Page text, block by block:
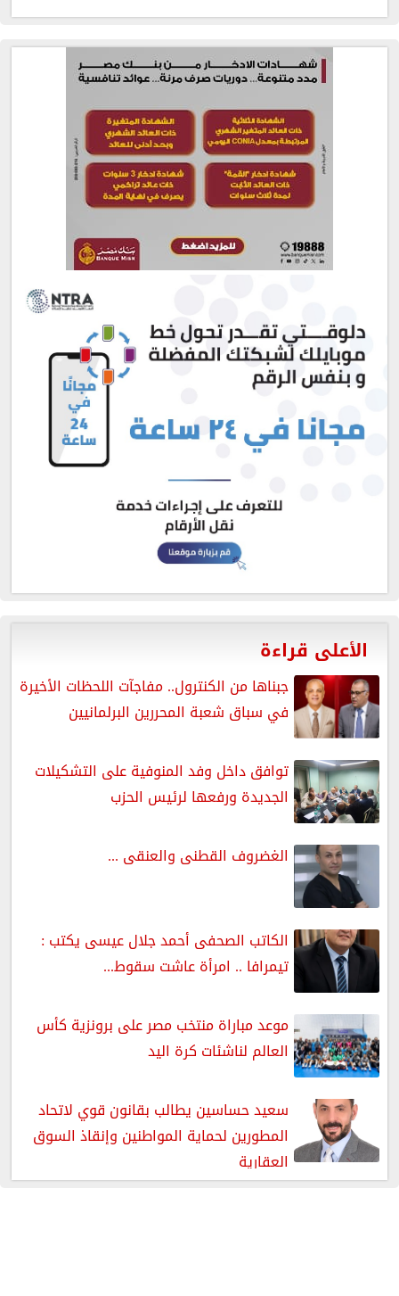
الأعلى قراءة
جبناها من الكنترول.. مفاجآت اللحظات الأخيرة
في سباق شعبة المحررين البرلمانيين
توافق داخل وفد المنوفية على التشكيلات
الجديدة ورفعها لرئيس الحزب
الغضروف القطنى والعنقى ...
الكاتب الصحفى أحمد جلال عيسى يكتب :
تيمرافا .. امرأة عاشت سقوط...
موعد مباراة منتخب مصر على برونزية كأس
العالم لناشئات كرة اليد
سعيد حساسين يطالب بقانون قوي لاتحاد
المطورين لحماية المواطنين وإنقاذ السوق
العقارية